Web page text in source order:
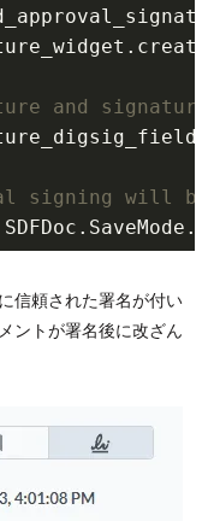
and
signing will be
信頼された署名が付い
ントが署名後に改ざん